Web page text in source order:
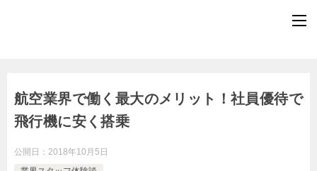
航空業界で働く最大のメリット！社員優待で
飛行機に安く搭乗
公開日： 2018年10月5日